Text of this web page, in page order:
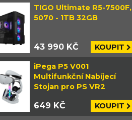
TIGO Ultimate R5-7500F,
5070 - 1TB 32GB
43 990 KČ KOUPIT
iPega P5 V001
Multifunkční Nabíjecí
Stojan pro PS VR2
649 KČ KOUPIT